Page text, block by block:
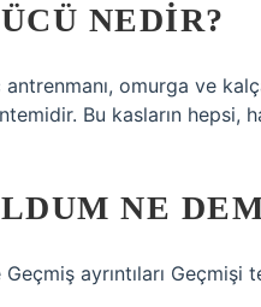
NEDIR?
omurga ve
Bu kasların hepsi,
NE
ayrıntıları Geçmişi